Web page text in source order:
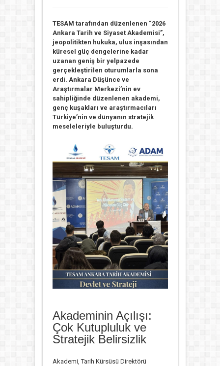
TESAM tarafından düzenlenen “2026
Ankara Tarih ve Siyaset Akademisi”,
jeopolitikten hukuka, ulus inşasından
küresel güç dengelerine kadar
uzanan geniş bir yelpazede
gerçekleştirilen oturumlarla sona
erdi. Ankara Düşünce ve
Araştırmalar Merkezi’nin ev
sahipliğinde düzenlenen akademi,
genç kuşakları ve araştırmacıları
Türkiye’nin ve dünyanın stratejik
meseleleriyle buluşturdu.
Akademinin Açılışı:
Çok Kutupluluk ve
Stratejik Belirsizlik
Akademi, Tarih Kürsüsü Direktörü